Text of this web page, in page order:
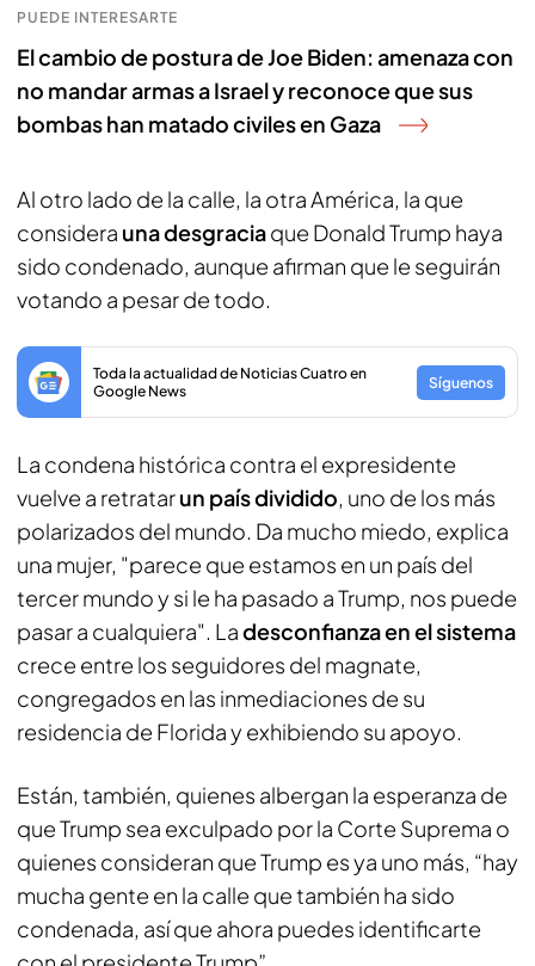
PUEDE INTERESARTE
El cambio de postura de Joe Biden: amenaza con
no mandar armas a Israel y reconoce que sus
bombas han matado civiles en Gaza
Al otro lado de la calle, la otra América, la que
considera una desgraciaque Donald Trump haya
sido condenado, aunque afirman que le seguirán
votando a pesar de todo.
Toda la actualidad de Noticias Cuatro en
Google News
Síguenos
La condena histórica contra el expresidente
vuelve a retratarun país dividido, uno de los más
polarizados del mundo. Da mucho miedo, explica
una mujer, "parece que estamos en un país del
tercer mundo y si le ha pasado a Trump, nos puede
pasar a cualquiera". Ladesconfianza en el sistema
crece entre los seguidores del magnate,
congregados en las inmediaciones de su
residencia de Florida y exhibiendo su apoyo.
Están, también, quienes albergan la esperanza de
que Trump sea exculpado por la Corte Suprema o
quienes consideran que Trump es ya uno más, “hay
mucha gente en la calle que también ha sido
condenada, así que ahora puedes identificarte